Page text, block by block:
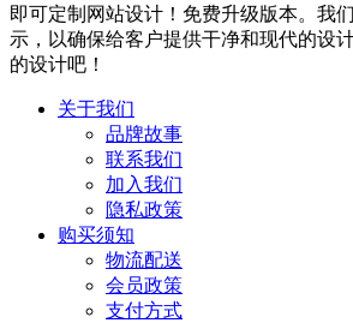
即可定制网站设计！免费升级版本。我
示，以确保给客户提供干净和现代的设
的设计吧！
关于我们
品牌故事
联系我们
加入我们
隐私政策
购买须知
物流配送
会员政策
支付方式